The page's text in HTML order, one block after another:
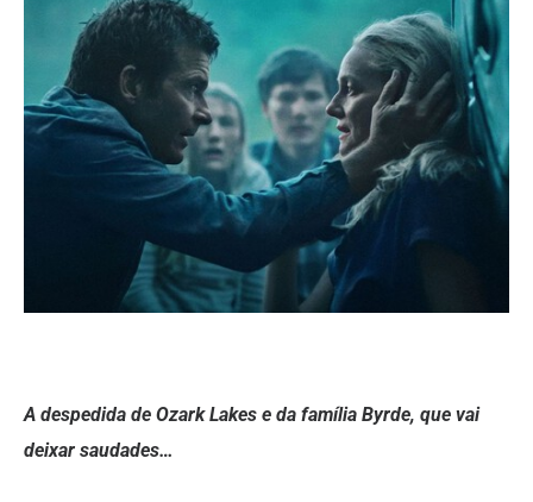
A despedida de Ozark Lakes e da família Byrde, que vai
deixar saudades…